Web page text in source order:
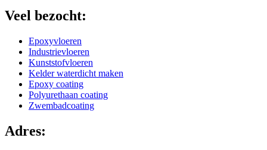
Veel bezocht:
Epoxyvloeren
Industrievloeren
Kunststofvloeren
Kelder waterdicht maken
Epoxy coating
Polyurethaan coating
Zwembadcoating
Adres: